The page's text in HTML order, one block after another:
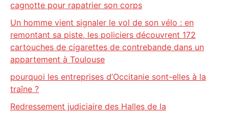
cagnotte pour rapatrier son corps
Un homme vient signaler le vol de son vélo : en
remontant sa piste, les policiers découvrent 172
cartouches de cigarettes de contrebande dans un
appartement à Toulouse
pourquoi les entreprises d’Occitanie sont-elles à la
traîne ?
Redressement judiciaire des Halles de la